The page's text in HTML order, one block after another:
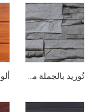
تُوريد بالجملة من المصنع ألواح تغليف خارجية من البولي يوريثين 16 مم ألواح واجهة مطلية بالزنك من البولي يوريثين للاستخدام الخارجي